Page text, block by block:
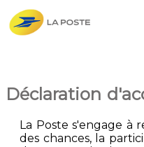
Déclaration
La Poste s'engage à
des chances, la